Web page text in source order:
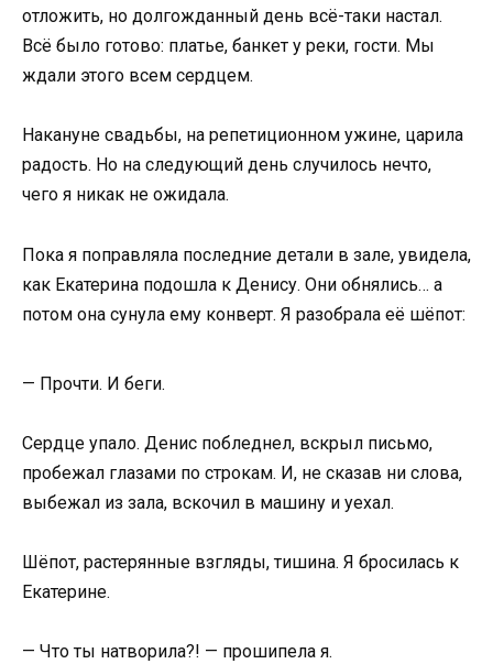
отложить, но долгожданный день всё-таки настал.
Всё было готово: платье, банкет у реки, гости. Мы
ждали этого всем сердцем.
Накануне свадьбы, на репетиционном ужине, царила
радость. Но на следующий день случилось нечто,
чего я никак не ожидала.
Пока я поправляла последние детали в зале, увидела,
как Екатерина подошла к Денису. Они обнялись… а
потом она сунула ему конверт. Я разобрала её шёпот:
— Прочти. И беги.
Сердце упало. Денис побледнел, вскрыл письмо,
пробежал глазами по строкам. И, не сказав ни слова,
выбежал из зала, вскочил в машину и уехал.
Шёпот, растерянные взгляды, тишина. Я бросилась к
Екатерине.
— Что ты натворила?! — прошипела я.